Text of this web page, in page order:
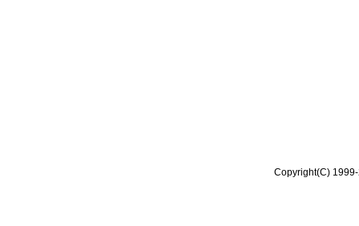
Copyright(C)